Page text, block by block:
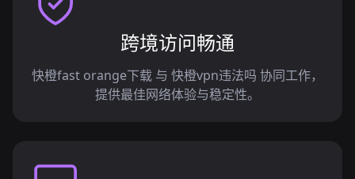
跨境访问畅通
快橙fast orange下载 与 快橙vpn违法吗 协同工作，
提供最佳网络体验与稳定性。